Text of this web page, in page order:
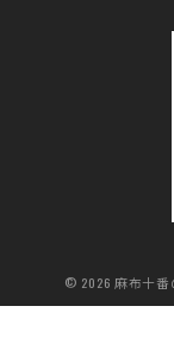
© 2026 麻布十番の